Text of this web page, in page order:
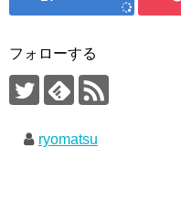
フォローする
ryomatsu